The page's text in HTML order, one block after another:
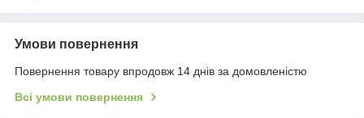
Умови повернення
Повернення товару впродовж 14 днів за домовленістю
Всі умови повернення